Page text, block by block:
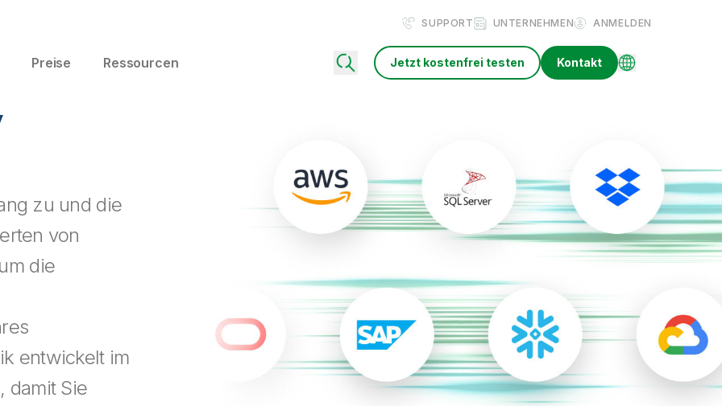
SUPPORT UNTERNEHMEN ANMELDEN
Preise Ressourcen Jetzt kostenfrei testen Kontakt
zu und die
von
die
entwickelt im
damit Sie